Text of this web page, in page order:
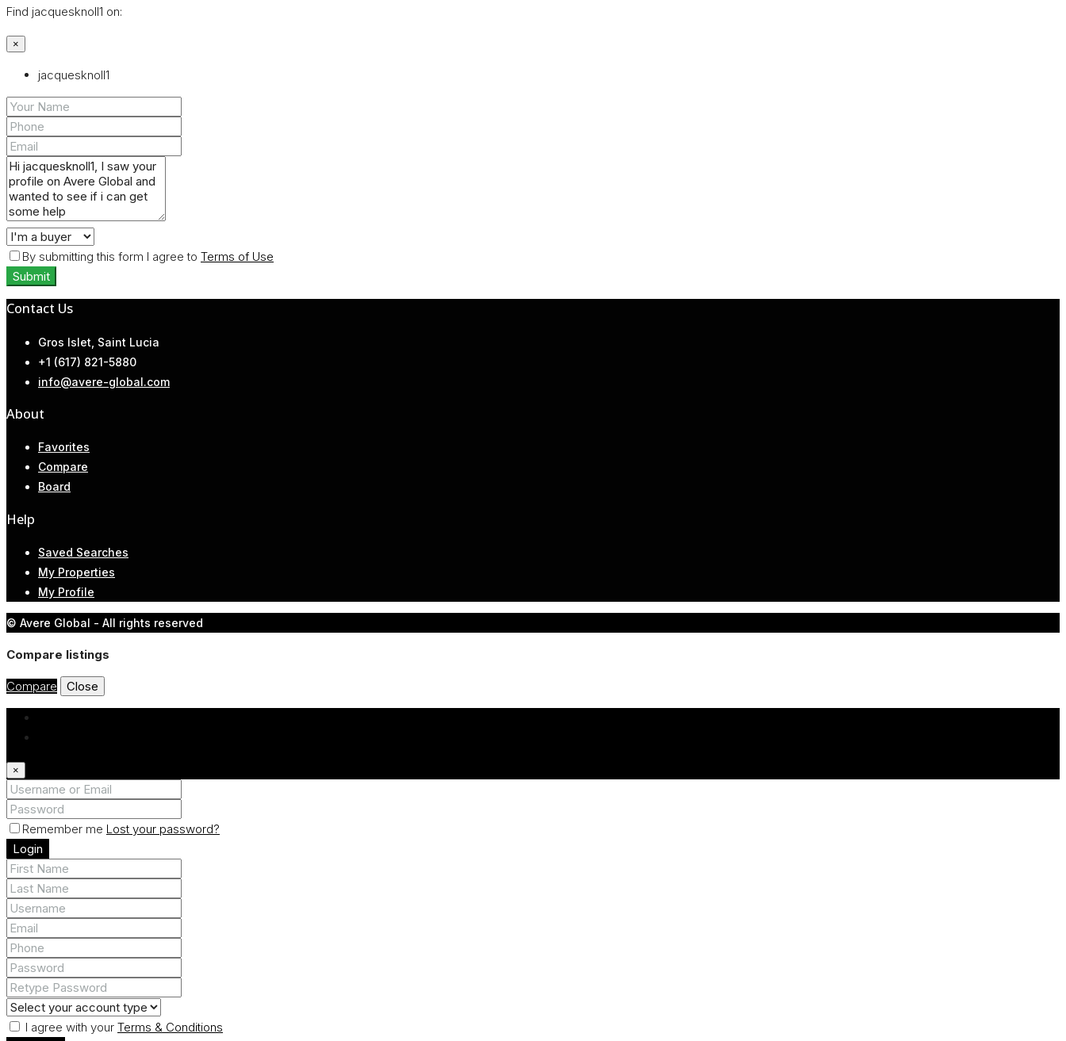
Find jacquesknoll1 on:
×
jacquesknoll1
By submitting this form I agree to Terms of Use
Submit
Contact Us
Gros Islet, Saint Lucia
+1 (617) 821-5880
info@avere-global.com
About
Favorites
Compare
Board
Help
Saved Searches
My Properties
My Profile
© Avere Global - All rights reserved
Compare listings
Compare Close
×
Remember me Lost your password?
Login
I agree with your Terms & Conditions